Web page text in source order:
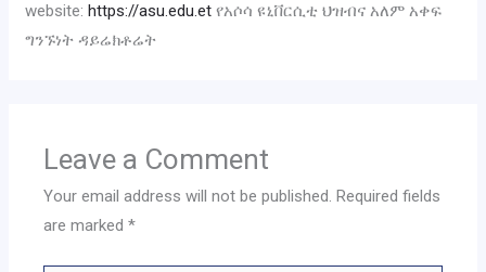
website: https://asu.edu.et የአሶሳ ዩኒቨርሲቲ ህዝብና አለም አቀፍ
ግንኙነት ዳይሬክቶሬት
Leave a Comment
Your email address will not be published. Required fields
are marked*